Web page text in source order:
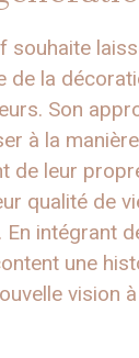
souhaite
de la
Son
à la
de leur
qualité de
En intégrant
une
vision